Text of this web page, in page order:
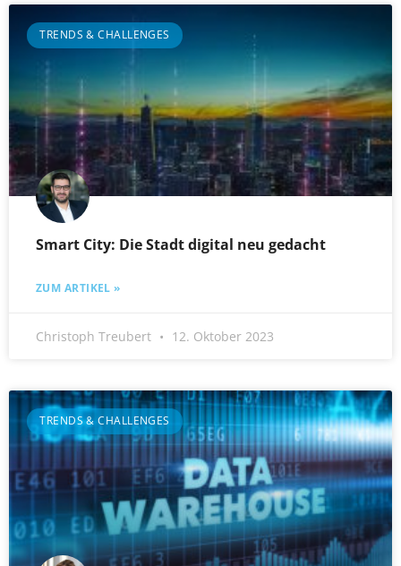
TRENDS & CHALLENGES
Smart City: Die Stadt digital neu gedacht
ZUM ARTIKEL »
Christoph Treubert 12. Oktober 2023
TRENDS & CHALLENGES